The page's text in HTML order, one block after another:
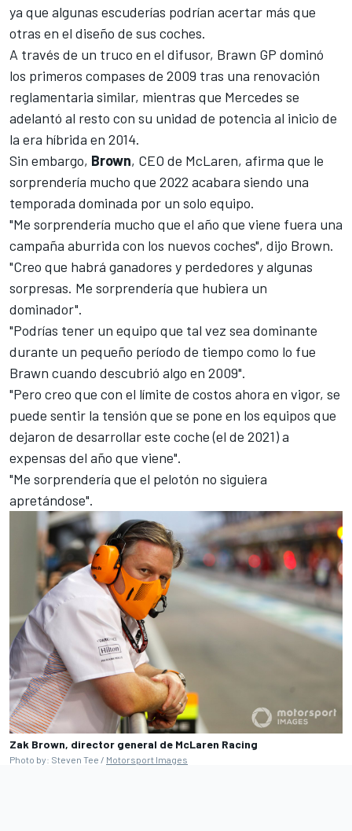
ya que algunas escuderías podrían acertar más que
otras en el diseño de sus coches.
A través de un truco en el difusor, Brawn GP dominó
los primeros compases de 2009 tras una renovación
reglamentaria similar, mientras que Mercedes se
adelantó al resto con su unidad de potencia al inicio de
la era híbrida en 2014.
Sin embargo, Brown, CEO de McLaren, afirma que le
sorprendería mucho que 2022 acabara siendo una
temporada dominada por un solo equipo.
"Me sorprendería mucho que el año que viene fuera una
campaña aburrida con los nuevos coches", dijo Brown.
"Creo que habrá ganadores y perdedores y algunas
sorpresas. Me sorprendería que hubiera un
dominador".
"Podrías tener un equipo que tal vez sea dominante
durante un pequeño período de tiempo como lo fue
Brawn cuando descubrió algo en 2009".
"Pero creo que con el límite de costos ahora en vigor, se
puede sentir la tensión que se pone en los equipos que
dejaron de desarrollar este coche (el de 2021) a
expensas del año que viene".
"Me sorprendería que el pelotón no siguiera
apretándose".
Zak Brown, director general de McLaren Racing
Photo by: Steven Tee / Motorsport Images